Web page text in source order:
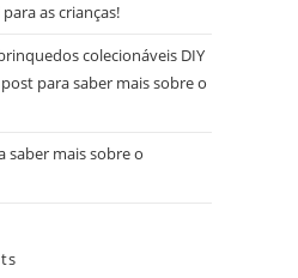
as crianças!
colecionáveis DIY
para saber mais sobre o
saber mais sobre o